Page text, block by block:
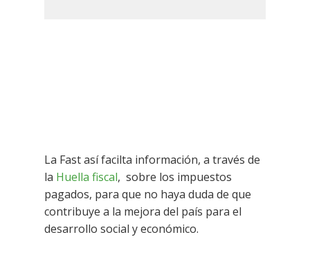
La Fast así facilta información, a través de
la Huella fiscal, sobre los impuestos
pagados, para que no haya duda de que
contribuye a la mejora del país para el
desarrollo social y económico.